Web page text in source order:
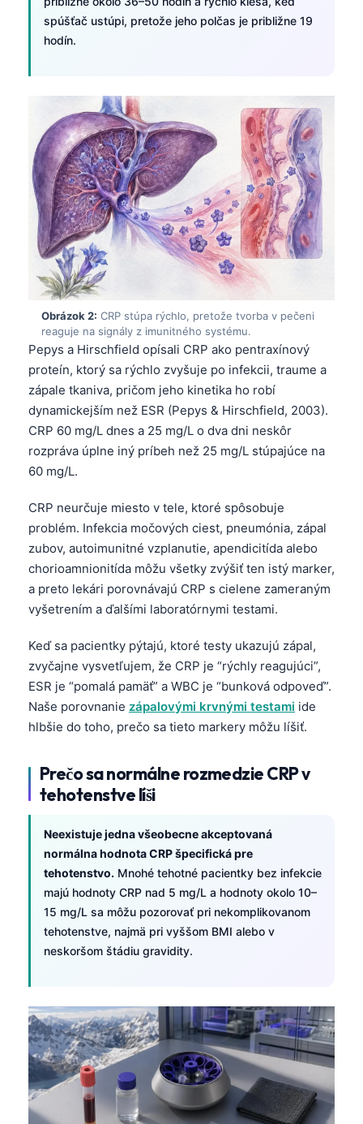
spúšťač ustúpi, pretože jeho polčas je približne 19
hodín.
Obrázok 2: CRP stúpa rýchlo, pretože tvorba v pečeni
reaguje na signály z imunitného systému.
Pepys a Hirschfield opísali CRP ako pentraxínový
proteín, ktorý sa rýchlo zvyšuje po infekcii, traume a
zápale tkaniva, pričom jeho kinetika ho robí
dynamickejším než ESR (Pepys & Hirschfield, 2003).
CRP 60 mg/L dnes a 25 mg/L o dva dni neskôr
rozpráva úplne iný príbeh než 25 mg/L stúpajúce na
60 mg/L.
CRP neurčuje miesto v tele, ktoré spôsobuje
problém. Infekcia močových ciest, pneumónia, zápal
zubov, autoimunitné vzplanutie, apendicitída alebo
chorioamnionitída môžu všetky zvýšiť ten istý marker,
a preto lekári porovnávajú CRP s cielene zameraným
vyšetrením a ďalšími laboratórnymi testami.
Keď sa pacientky pýtajú, ktoré testy ukazujú zápal,
zvyčajne vysvetľujem, že CRP je “rýchly reagujúci”,
ESR je “pomalá pamäť” a WBC je “bunková odpoveď”.
Naše porovnanie zápalovými krvnými testami ide
hlbšie do toho, prečo sa tieto markery môžu líšiť.
Prečo sa normálne rozmedzie CRP v
tehotenstve líši
Neexistuje jedna všeobecne akceptovaná
normálna hodnota CRP špecifická pre
tehotenstvo. Mnohé tehotné pacientky bez infekcie
majú hodnoty CRP nad 5 mg/L a hodnoty okolo 10–
15 mg/L sa môžu pozorovať pri nekomplikovanom
tehotenstve, najmä pri vyššom BMI alebo v
neskoršom štádiu gravidity.